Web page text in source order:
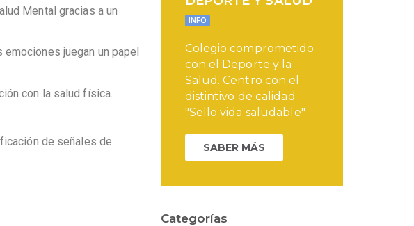
Mental gracias a un
juegan un papel
con la salud física.
de señales de
INFO
Colegio comprometido
con el Deporte y la
Salud. Centro con el
distintivo de calidad
"Sello vida saludable"
SABER MÁS
Categorías